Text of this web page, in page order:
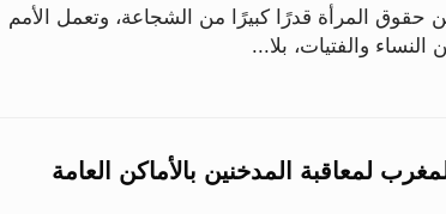
حقوق المرأة قدرًا كبيرًا من الشجاعة، وتعمل الأمم
النساء والفتيات، بلا...
لمعاقبة المدخنين بالأماكن العامة